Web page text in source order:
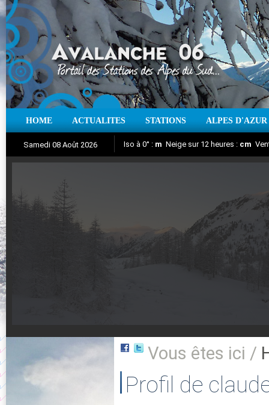
HOME ACTUALITES STATIONS ALPES D'AZUR
Samedi 08 Août 2026 Iso à 0° : m Neige sur 12 heures : cm
Vous êtes ici /
Profil de